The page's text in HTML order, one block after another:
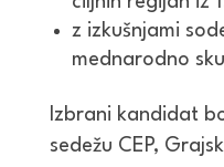
z izkušnjami
mednarodno
Izbrani kandidat
sedežu CEP,